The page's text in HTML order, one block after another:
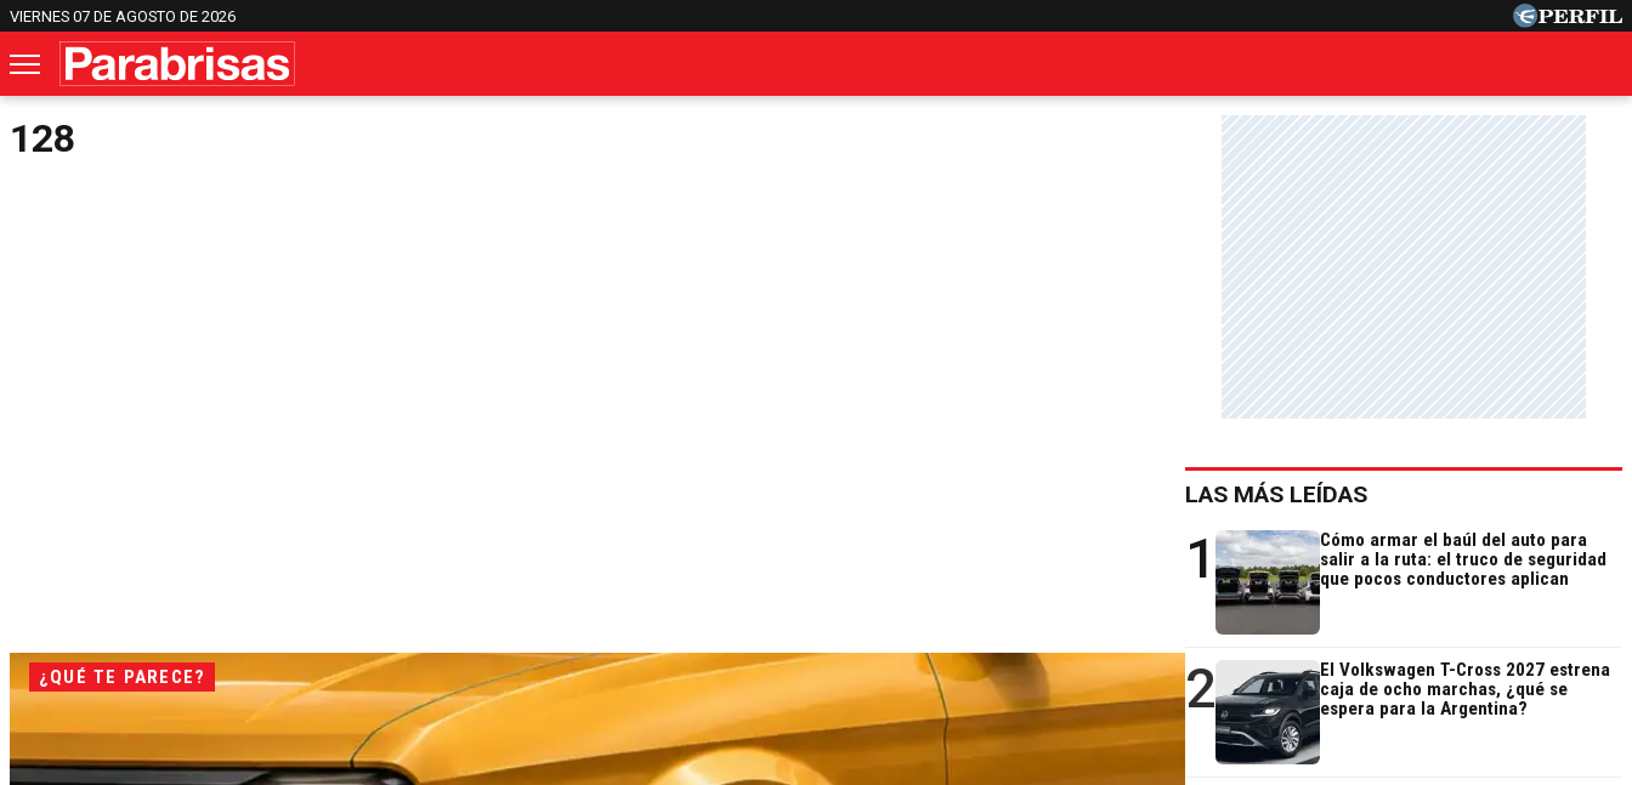
VIERNES 07 DE AGOSTO DE 2026
128
¿QUÉ TE PARECE?
LAS MÁS LEÍDAS
1
Cómo armar el baúl del auto para
salir a la ruta: el truco de seguridad
que pocos conductores aplican
2
El Volkswagen T-Cross 2027 estrena
caja de ocho marchas, ¿qué se
espera para la Argentina?